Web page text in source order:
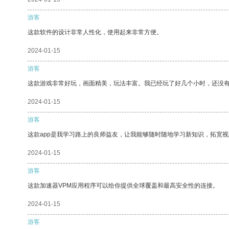
游客
这款软件的设计非常人性化，使用起来非常方便。
2024-01-15
游客
这款游戏非常好玩，画面精美，玩法丰富。我已经玩了好几个小时，还没有
2024-01-15
游客
这款app是我学习路上的良师益友，让我能够随时随地学习新知识，拓宽视
2024-01-15
游客
这款加速器VPM应用程序可以给你提供全球覆盖和最高安全性的连接。
2024-01-15
游客